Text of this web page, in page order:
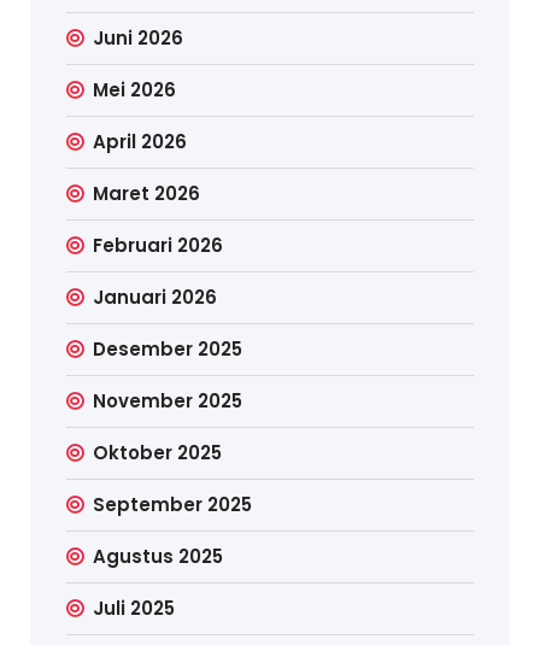
Juni 2026
Mei 2026
April 2026
Maret 2026
Februari 2026
Januari 2026
Desember 2025
November 2025
Oktober 2025
September 2025
Agustus 2025
Juli 2025